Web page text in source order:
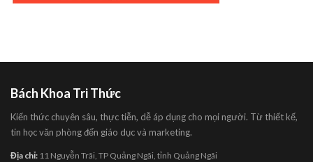
Bách Khoa Tri Thức
Kiến thức chuyên sâu, thực tiễn, dễ áp dụng cho mọi người. Từ thiết kế,
tin học văn phòng đến giáo dục và marketing.
Địa chỉ: 11 Nguyễn Trãi, TP Quảng Ngãi, tỉnh Quảng Ngãi